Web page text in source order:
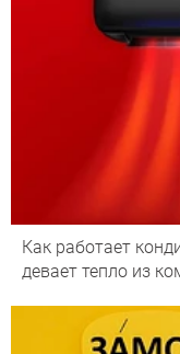
Как работает
девает тепло из